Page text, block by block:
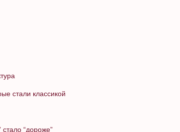
стали классикой
“дороже”